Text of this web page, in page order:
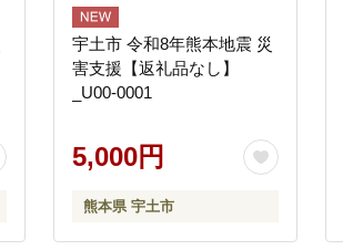
宇土市 令和8年熊本地震 災
害支援【返礼品なし】
_U00-0001
5,000円
熊本県 宇土市